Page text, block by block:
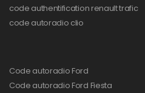
code authentification renault trafic
code autoradio clio
Code autoradio Ford
Code autoradio Ford Fiesta